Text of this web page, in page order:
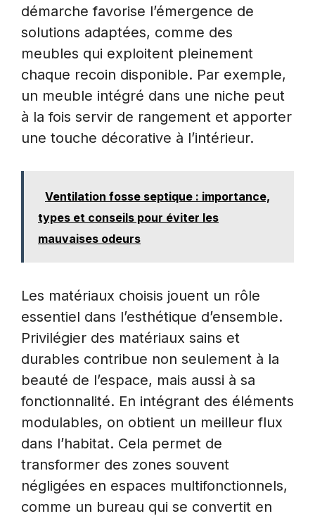
démarche favorise l’émergence de
solutions adaptées, comme des
meubles qui exploitent pleinement
chaque recoin disponible. Par exemple,
un meuble intégré dans une niche peut
à la fois servir de rangement et apporter
une touche décorative à l’intérieur.
Ventilation fosse septique : importance,
types et conseils pour éviter les
mauvaises odeurs
Les matériaux choisis jouent un rôle
essentiel dans l’esthétique d’ensemble.
Privilégier des matériaux sains et
durables contribue non seulement à la
beauté de l’espace, mais aussi à sa
fonctionnalité. En intégrant des éléments
modulables, on obtient un meilleur flux
dans l’habitat. Cela permet de
transformer des zones souvent
négligées en espaces multifonctionnels,
comme un bureau qui se convertit en